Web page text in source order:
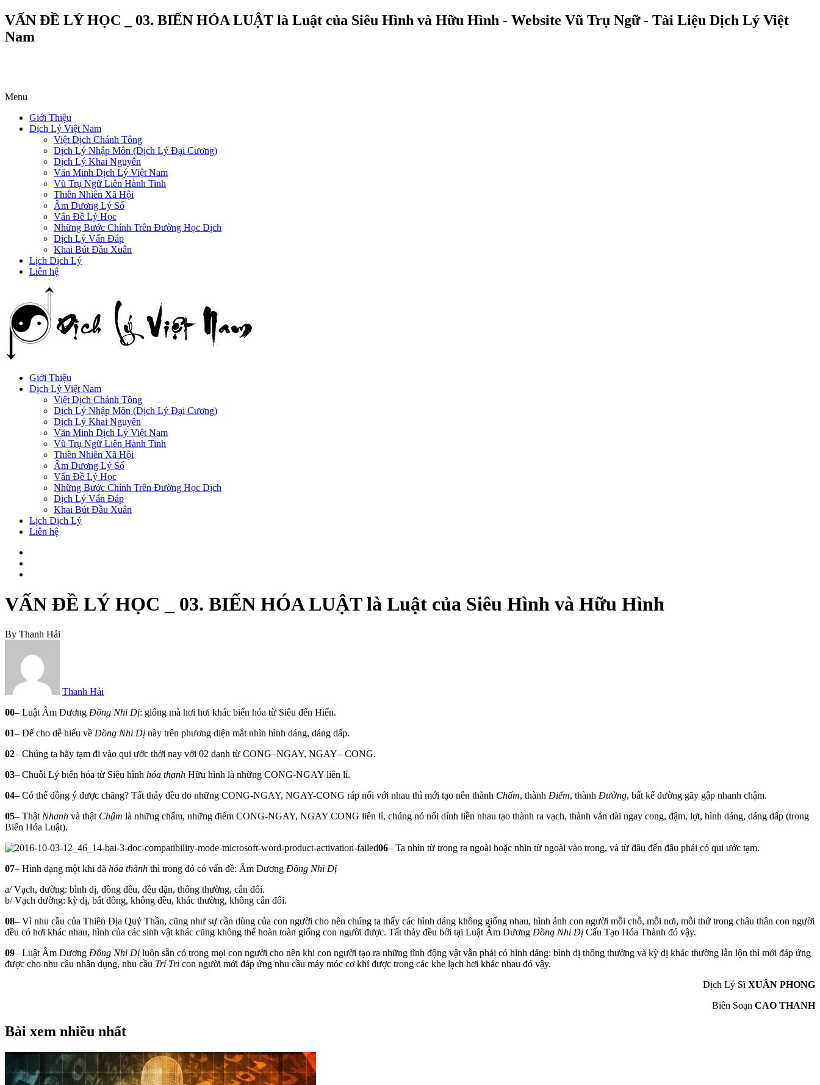
VẤN ĐỀ LÝ HỌC _ 03. BIẾN HÓA LUẬT là Luật của Siêu Hình và Hữu Hình - Website Vũ Trụ Ngữ - Tài Liệu Dịch Lý Việt
Nam
Menu
Giới Thiệu
Dịch Lý Việt Nam
Việt Dịch Chánh Tông
Dịch Lý Nhập Môn (Dịch Lý Đại Cương)
Dịch Lý Khai Nguyên
Văn Minh Dịch Lý Việt Nam
Vũ Trụ Ngữ Liên Hành Tinh
Thiên Nhiên Xã Hội
Âm Dương Lý Số
Vấn Đề Lý Học
Những Bước Chính Trên Đường Học Dịch
Dịch Lý Vấn Đáp
Khai Bút Đầu Xuân
Lịch Dịch Lý
Liên hệ
Giới Thiệu
Dịch Lý Việt Nam
Việt Dịch Chánh Tông
Dịch Lý Nhập Môn (Dịch Lý Đại Cương)
Dịch Lý Khai Nguyên
Văn Minh Dịch Lý Việt Nam
Vũ Trụ Ngữ Liên Hành Tinh
Thiên Nhiên Xã Hội
Âm Dương Lý Số
Vấn Đề Lý Học
Những Bước Chính Trên Đường Học Dịch
Dịch Lý Vấn Đáp
Khai Bút Đầu Xuân
Lịch Dịch Lý
Liên hệ
VẤN ĐỀ LÝ HỌC _ 03. BIẾN HÓA LUẬT là Luật của Siêu Hình và Hữu Hình
By Thanh Hải
Thanh Hải
00– Luật Âm Dương Đồng Nhi Dị: giống mà hơi hơi khác biến hóa từ Siêu đến Hiển.
01– Để cho dễ hiểu về Đồng Nhi Dị này trên phương diện mắt nhìn hình dáng, dáng dấp.
02– Chúng ta hãy tạm đi vào qui ước thời nay với 02 danh từ CONG–NGAY, NGAY– CONG.
03– Chuỗi Lý biến hóa từ Siêu hình hóa thanh Hữu hình là những CONG-NGAY liên lỉ.
04– Có thể đồng ý được chăng? Tất thảy đều do những CONG-NGAY, NGAY-CONG ráp nối với nhau thì mới tạo nên thành Chấm, thành Điểm, thành Đường, bất kể đường gãy gập nhanh chậm.
05– Thật Nhanh và thật Chậm là những chấm, những điểm CONG-NGAY, NGAY CONG liên lỉ, chúng nó nối dính liền nhau tạo thành ra vạch, thành vắn dài ngay cong, đậm, lợt, hình dáng, dáng dấp (trong
Biến Hóa Luật).
06– Ta nhìn từ trong ra ngoài hoặc nhìn từ ngoài vào trong, và từ đâu đến đâu phải có qui ước tạm.
07– Hình dạng một khi đã hóa thành thì trong đó có vấn đề: Âm Dương Đồng Nhi Dị
a/ Vạch, đường: bình dị, đồng đều, đều đặn, thông thường, cân đối.
b/ Vạch đường: kỳ dị, bất đồng, không đều, khác thường, không cân đối.
08– Vì nhu cầu của Thiên Địa Quỷ Thần, cũng như sự cần dùng của con người cho nên chúng ta thấy các hình dáng không giống nhau, hình ảnh con người mỗi chỗ, mỗi nơi, mỗi thứ trong châu thân con người
đều có hơi khác nhau, hình của các sinh vật khác cũng không thể hoàn toàn giống con người được. Tất thảy đều bởi tại Luật Âm Dương Đồng Nhi Dị Cấu Tạo Hóa Thành đó vậy.
09– Luật Âm Dương Đồng Nhi Dị luôn sẵn có trong mọi con người cho nên khi con người tạo ra những tĩnh động vật vẫn phải có hình dáng: bình dị thông thường và kỳ dị khác thường lẫn lộn thì mới đáp ứng
được cho nhu cầu nhân dụng, nhu cầu Trí Tri con người mới đáp ứng nhu cầu máy móc cơ khí được trong các khe lạch hơi khác nhau đó vậy.
Dịch Lý SĩXUÂN PHONG
Biên Soạn CAO THANH
Bài xem nhiều nhất